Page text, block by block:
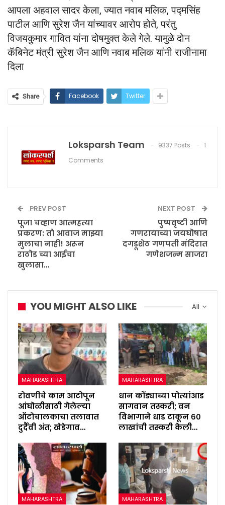
आपला अहवाल सादर केला, ज्यात नवाब मलिक, पद्मसिंह
पाटील आणि सुरेश जैन यांच्यावर आरोप होते, परंतु
विजयकुमार गावित यांना दोषमुक्त केले गेले. यामुळे दोन
कॅबिनेट मंत्री सुरेश जैन आणि नवाब मलिक यांनी राजीनामा
दिला
Share Facebook Twitter
Loksparsh Team 9337 Posts
1
Comments
PREV POST
पूजा चव्हाण आत्महत्या
प्रकरण: तो आवाज माझ्या
मुलाचा नाही! अरून
राठोड च्या आईचा
खुलासा…
NEXT POST
पुष्पवृष्टी आणि
गणरायाच्या जयघोषात
दगडूशेठ गणपती मंदिरात
गणेशजन्म साजरा
All
YOU MIGHT ALSO LIKE
MAHARASHTRA
रोवणीचे काम आटोपून
आंघोळीसाठी गेलेल्या
ऑटोचालकाचा तलावात
दुर्दैवी अंत; खेडेगाव…
MAHARASHTRA
धान कोंड्याच्या पोत्यांआड
सागवान तस्करी; वन
विभागाने धाड टाकून ६०
लाखांची तस्करी केली…
MAHARASHTRA MAHARASHTRA